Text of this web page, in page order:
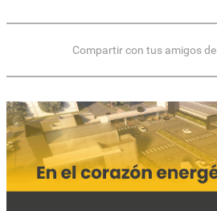
Compartir con tus amigos de